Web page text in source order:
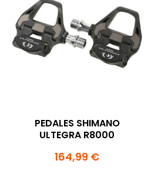
PEDALES SHIMANO
ULTEGRA R8000
164,99 €